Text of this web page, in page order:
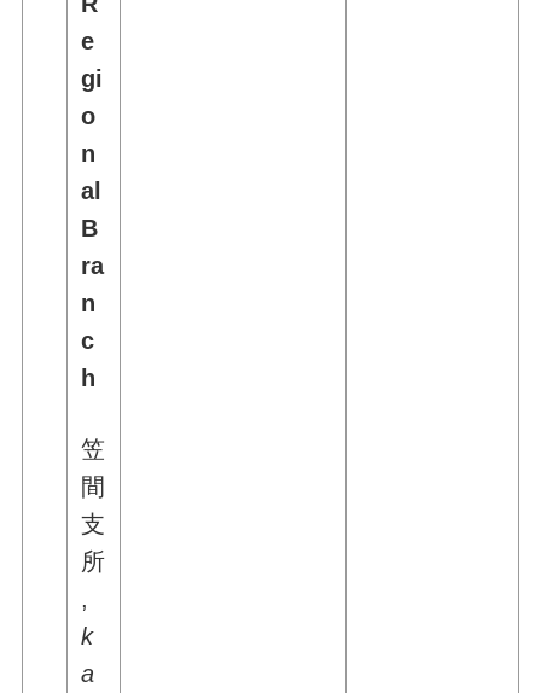
e
gi
o
n
al
B
ra
n
c
h
笠
間
支
所
,
k
a